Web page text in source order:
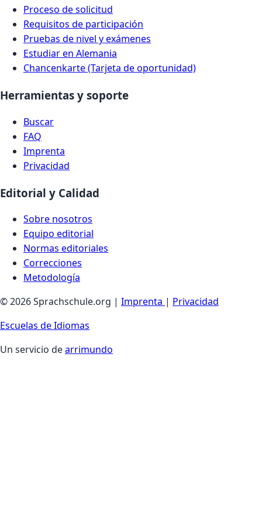
Proceso de solicitud
Requisitos de participación
Pruebas de nivel y exámenes
Estudiar en Alemania
Chancenkarte (Tarjeta de oportunidad)
Herramientas y soporte
Buscar
FAQ
Imprenta
Privacidad
Editorial y Calidad
Sobre nosotros
Equipo editorial
Normas editoriales
Correcciones
Metodología
© 2026 Sprachschule.org | Imprenta | Privacidad
Escuelas de Idiomas
Un servicio dearrimundo